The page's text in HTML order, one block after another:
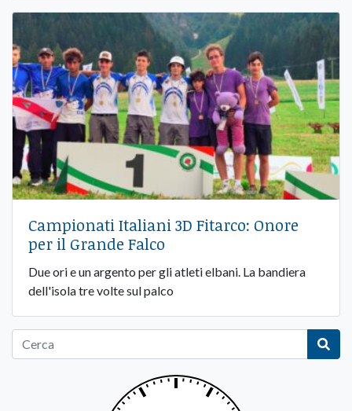
Campionati Italiani 3D Fitarco: Onore
per il Grande Falco
Due ori e un argento per gli atleti elbani. La bandiera
dell'isola tre volte sul palco